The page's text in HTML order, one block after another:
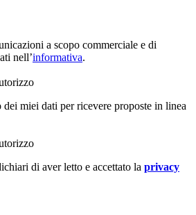
a scopo commerciale e di
nell’informativa.
dei miei dati per ricevere proposte in linea
di aver letto e accettato la privacy